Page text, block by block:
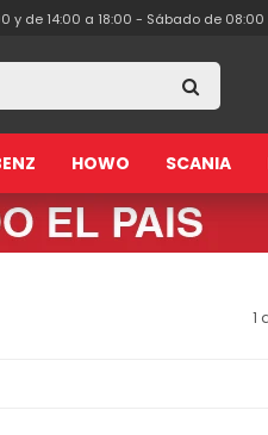
HOWO SCANIA
y de 14:00 a 18:00 - Sábado de 08:00
1